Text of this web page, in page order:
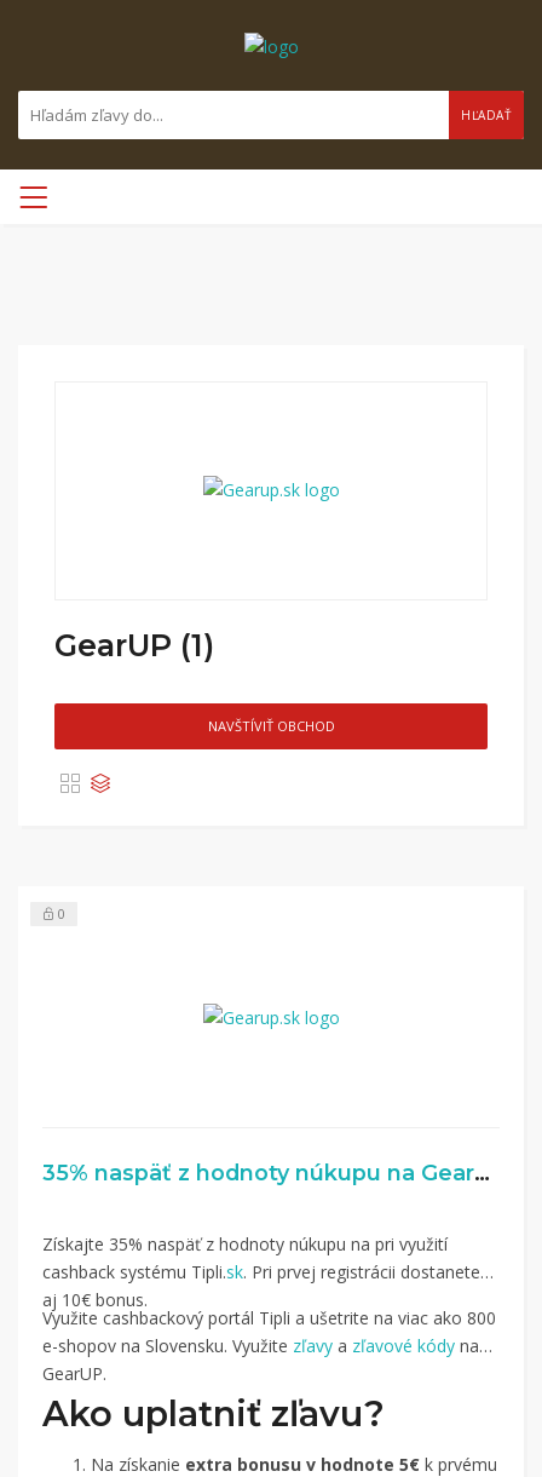
HĽADAŤ
GearUP (1)
NAVŠTÍVIŤ OBCHOD
0
35% naspäť z hodnoty núkupu na Gearup.sk
Získajte 35% naspäť z hodnoty núkupu na pri využití
cashback systému Tipli.sk. Pri prvej registrácii dostanete
aj 10€ bonus.
Využite cashbackový portál Tipli a ušetrite na viac ako 800
e-shopov na Slovensku. Využite zľavy a zľavové kódy na
GearUP.
Ako uplatniť zľavu?
Na získanie extra bonusu v hodnote 5€ k prvému